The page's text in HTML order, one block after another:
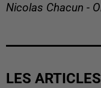
Nicolas Chacun -
LES